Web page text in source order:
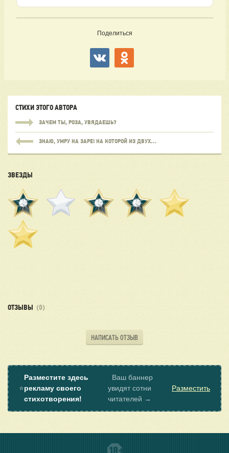
Поделиться
СТИХИ ЭТОГО АВТОРА
ЗАЧЕМ ТЫ, РОЗА, УВЯДАЕШЬ?
ЗНАЮ, УМРУ НА ЗАРЕ! НА КОТОРОЙ ИЗ ДВУХ…
ЗВЕЗДЫ
ОТЗЫВЫ (0)
НАПИСАТЬ ОТЗЫВ
⭐
Разместите здесь
рекламу своего
стихотворения!
Ваш баннер
увидят сотни
читателей →
Разместить